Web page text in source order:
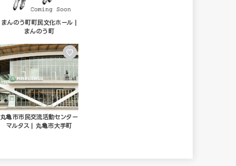
まんのう町町民文化ホール |
まんのう町
♡
丸亀市市民交流活動センター
マルタス | 丸亀市大手町